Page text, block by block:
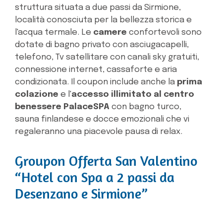
struttura situata a due passi da Sirmione,
località conosciuta per la bellezza storica e
l'acqua termale. Le camere confortevoli sono
dotate di bagno privato con asciugacapelli,
telefono, Tv satellitare con canali sky gratuiti,
connessione internet, cassaforte e aria
condizionata. Il coupon include anche la prima
colazione e l'accesso illimitato al centro
benessere PalaceSPA con bagno turco,
sauna finlandese e docce emozionali che vi
regaleranno una piacevole pausa di relax.
Groupon Offerta San Valentino
“Hotel con Spa a 2 passi da
Desenzano e Sirmione”